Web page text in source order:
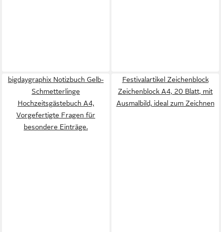
bigdaygraphix Notizbuch Gelb-
Schmetterlinge
Hochzeitsgästebuch A4,
Vorgefertigte Fragen für
besondere Einträge.
Festivalartikel Zeichenblock
Zeichenblock A4, 20 Blatt, mit
Ausmalbild, ideal zum Zeichnen